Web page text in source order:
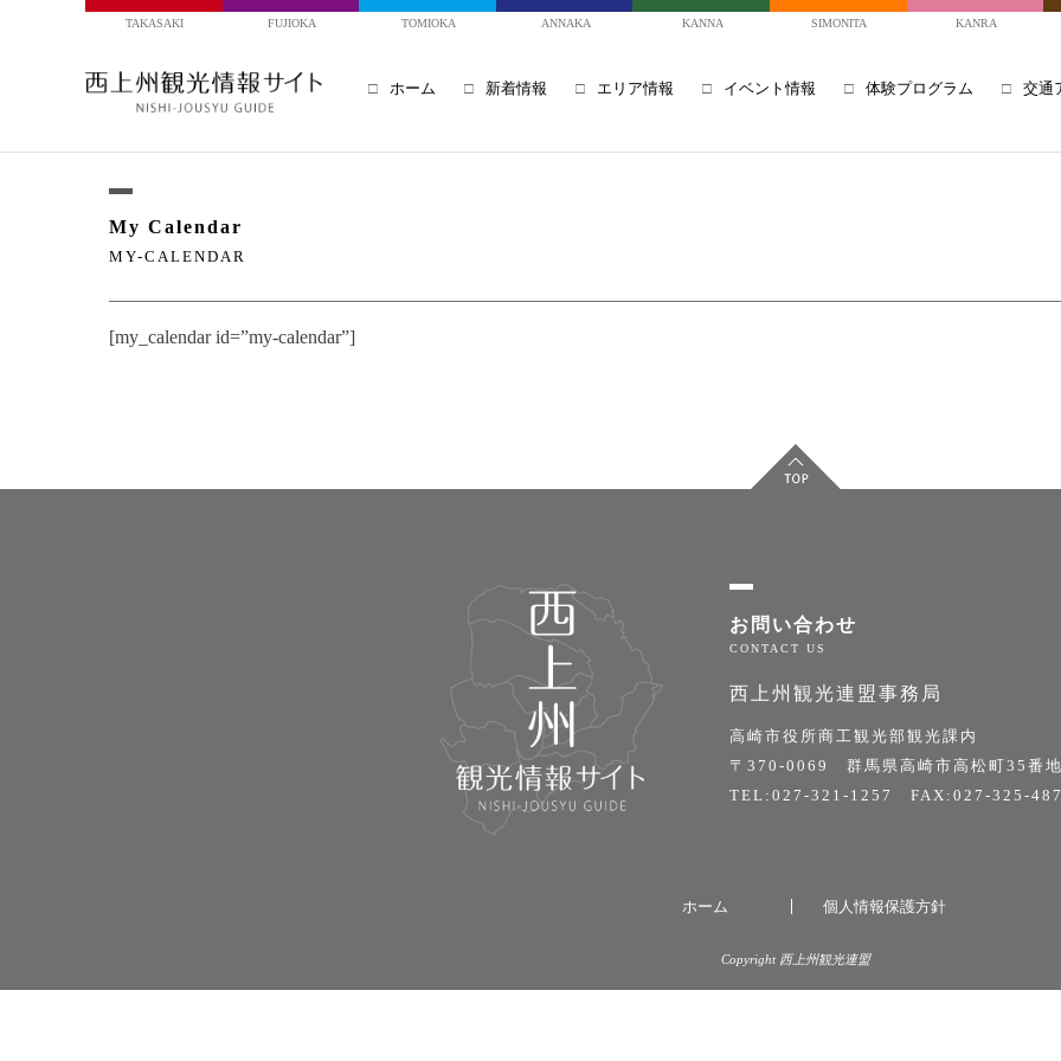
TAKASAKI FUJIOKA TOMIOKA ANNAKA KANNA SIMONITA KANRA
ホーム 新着情報 エリア情報 イベント情報 体験プログラム 交通
My Calendar
MY-CALENDAR
[my_calendar id=”my-calendar”]
お問い合わせ
西上州観光連盟事務局
高崎市役所商工観光部観光課内
〒370-0069 群馬県高崎市高松町35番
TEL:027-321-1257 FAX:027-325-
ホーム 個人情報保護方針
Copyright 西上州観光連盟